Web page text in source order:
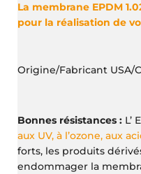
La membrane EPDM
pour la réalisation de
Origine/Fabricant USA/
Bonnes résistances : L’
aux UV, à l’ozone, aux
forts, les produits
endommager la